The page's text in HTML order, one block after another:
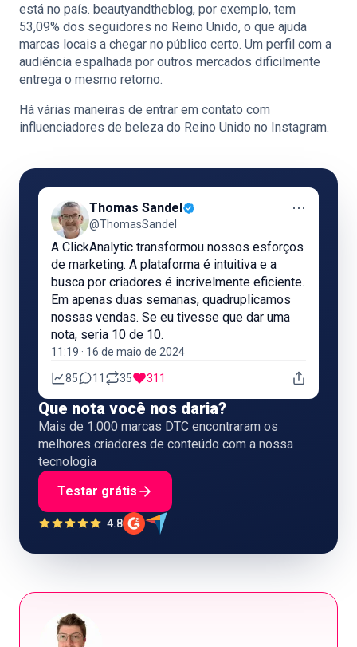
está no país. beautyandtheblog, por exemplo, tem
53,09% dos seguidores no Reino Unido, o que ajuda
marcas locais a chegar no público certo. Um perfil com a
audiência espalhada por outros mercados dificilmente
entrega o mesmo retorno.
Há várias maneiras de entrar em contato com
influenciadores de beleza do Reino Unido no Instagram.
Thomas Sandel
@ThomasSandel
⋯
A ClickAnalytic transformou nossos esforços
de marketing. A plataforma é intuitiva e a
busca por criadores é incrivelmente eficiente.
Em apenas duas semanas, quadruplicamos
nossas vendas. Se eu tivesse que dar uma
nota, seria 10 de 10.
11:19 · 16 de maio de 2024
85 11 35 311
Que nota você nos daria?
Mais de 1.000 marcas DTC encontraram os
melhores criadores de conteúdo com a nossa
tecnologia
Testar grátis
4.8